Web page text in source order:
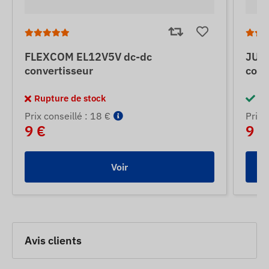
FLEXCOM EL12V5V dc-dc
convertisseur
Rupture de stock
Prix ​​conseillé : 18 €
9 €
Voir
Prix
9 €
Avis clients